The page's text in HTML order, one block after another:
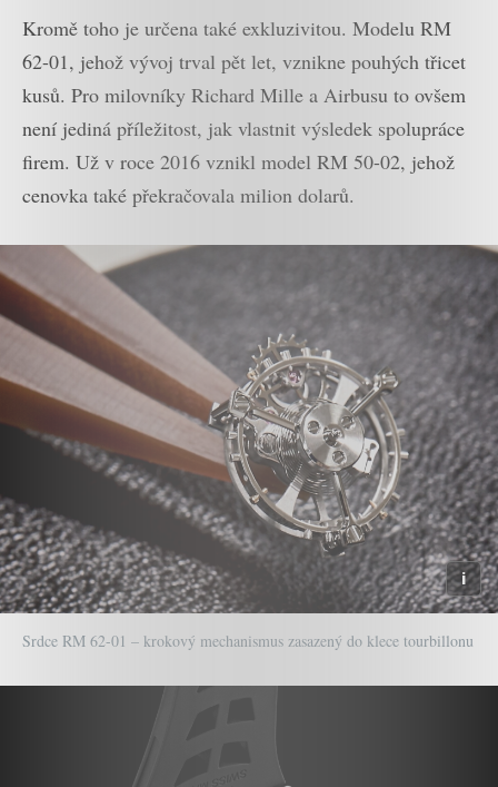
Kromě toho je určena také exkluzivitou. Modelu RM
62-01, jehož vývoj trval pět let, vznikne pouhých třicet
kusů. Pro milovníky Richard Mille a Airbusu to ovšem
není jediná příležitost, jak vlastnit výsledek spolupráce
firem. Už v roce 2016 vznikl model RM 50-02, jehož
cenovka také překračovala milion dolarů.
Srdce RM 62-01 – krokový mechanismus zasazený do klece tourbillonu